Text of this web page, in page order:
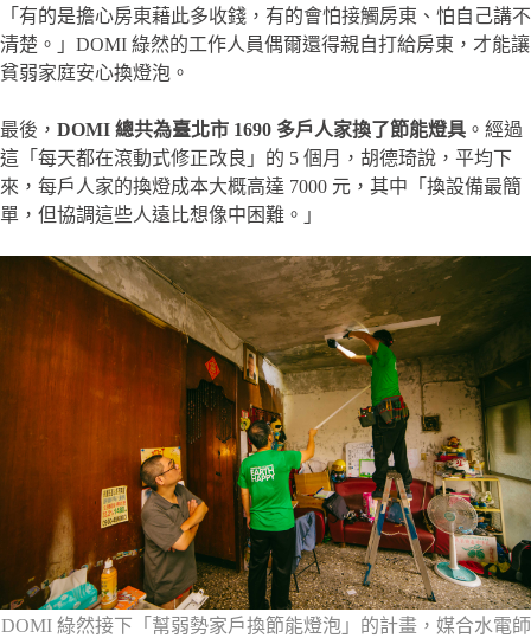
「有的是擔心房東藉此多收錢，有的會怕接觸房東、怕自己講不
清楚。」DOMI 綠然的工作人員偶爾還得親自打給房東，才能讓
貧弱家庭安心換燈泡。
最後， DOMI 總共為臺北市 1690 多戶人家換了節能燈具 。經過
這「每天都在滾動式修正改良」的 5 個月，胡德琦說，平均下
來，每戶人家的換燈成本大概高達 7000 元，其中「換設備最簡
單，但協調這些人遠比想像中困難。」
DOMI 綠然接下「幫弱勢家戶換節能燈泡」的計畫，媒合水電師